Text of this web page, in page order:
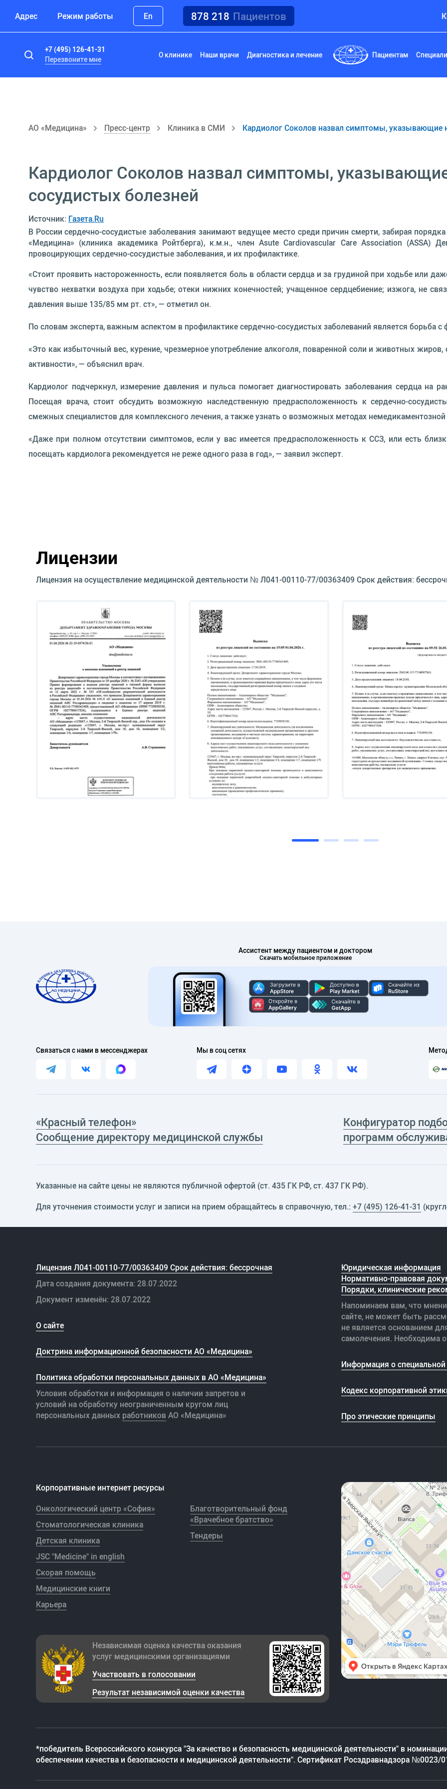
Адрес Режим работы En 878 218 Пациентов
+7 (495) 126-41-31
Перезвоните мне
О клинике Наши врачи Диагностика и лечение Пациентам
АО «Медицина» Пресс-центр Клиника в СМИ Кардиолог Соколов назвал симптомы, указывающие
Кардиолог Соколов назвал симптомы,
сосудистых болезней
Источник: Газета.Ru
В России сердечно-сосудистые заболевания занимают ведущее место среди причин смерти, забирая
«Медицина» (клиника академика Ройтберга), к.м.н., член Asute Cardiovascular Care Association (ASSA)
провоцирующих сердечно-сосудистые заболевания, и их профилактике.
«Стоит проявить настороженность, если появляется боль в области сердца и за грудиной при ходьбе или
чувство нехватки воздуха при ходьбе; отеки нижних конечностей; учащенное сердцебиение; изжога, не
давления выше 135/85 мм рт. ст», — отметил он.
По словам эксперта, важным аспектом в профилактике сердечно-сосудистых заболеваний является борьба с
«Это как избыточный вес, курение, чрезмерное употребление алкоголя, поваренной соли и животных
активности», — объяснил врач.
Кардиолог подчеркнул, измерение давления и пульса помогает диагностировать заболевания сердца на
Посещая врача, стоит обсудить возможную наследственную предрасположенность к сердечно-
смежных специалистов для комплексного лечения, а также узнать о возможных методах
«Даже при полном отсутствии симптомов, если у вас имеется предрасположенность к ССЗ, или есть
посещать кардиолога рекомендуется не реже одного раза в год», — заявил эксперт.
Лицензии
Лицензия на осуществление медицинской деятельности № Л041-00110-77/00363409 Срок действия:
Ассистент между пациентом и доктором
Скачать мобильное приложение
Связаться с нами в мессенджерах Мы в соц сетях
«Красный телефон»
Сообщение директору медицинской службы
Конфигуратор
программ
Указанные на сайте цены не являются публичной офертой (ст. 435 ГК РФ, cт. 437 ГК РФ).
Для уточнения стоимости услуг и записи на прием обращайтесь в справочную, тел.: +7 (495) 126-41-31
Лицензия Л041-00110-77/00363409 Срок действия: бессрочная
Дата создания документа: 28.07.2022
Документ изменён: 28.07.2022
О сайте
Доктрина информационной безопасности АО «Медицина»
Политика обработки персональных данных в АО «Медицина»
Условия обработки и информация о наличии запретов и
условий на обработку неограниченным кругом лиц
персональных данных работниковАО «Медицина»
Юридическая информация
Нормативно-правовая
Порядки, клинические
Напоминаем вам, что
сайте, не может быть
не является основанием
самолечения. Необходима
Информация о
Кодекс корпоративной
Про этические принципы
Корпоративные интернет ресурсы
Онкологический центр «София»
Стоматологическая клиника
Детская клиника
JSC "Medicine" in english
Скорая помощь
Благотворительный фонд
«Врачебное братство»
Тендеры
Медицинские книги
Карьера
Независимая оценка качества оказания
услуг медицинскими организациями
Участвовать в голосовании
Результат независимой оценки качества
*победитель Всероссийского конкурса "За качество и безопасность медицинской деятельности" в
обеспечении качества и безопасности и медицинской деятельности". Сертификат Росздравнадзора